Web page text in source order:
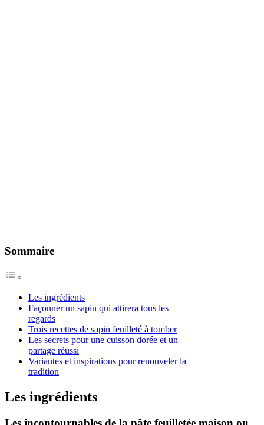
Sommaire
Les ingrédients
Façonner un sapin qui attirera tous les
regards
Trois recettes de sapin feuilleté à tomber
Les secrets pour une cuisson dorée et un
partage réussi
Variantes et inspirations pour renouveler la
tradition
Les ingrédients